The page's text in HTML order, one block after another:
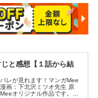
と感想【１話から結
レが見れます！マンガMee
画：下北沢ミツオ先生 原
オリジナル作品です。お